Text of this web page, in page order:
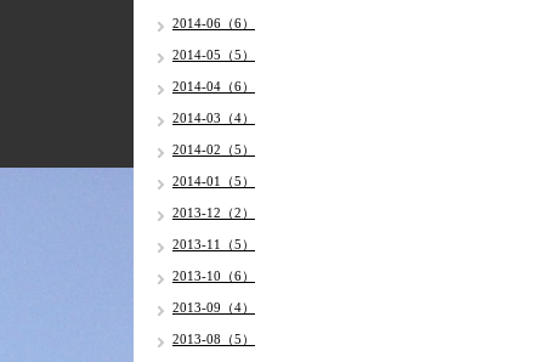
2014-06（6）
2014-05（5）
2014-04（6）
2014-03（4）
2014-02（5）
2014-01（5）
2013-12（2）
2013-11（5）
2013-10（6）
2013-09（4）
2013-08（5）